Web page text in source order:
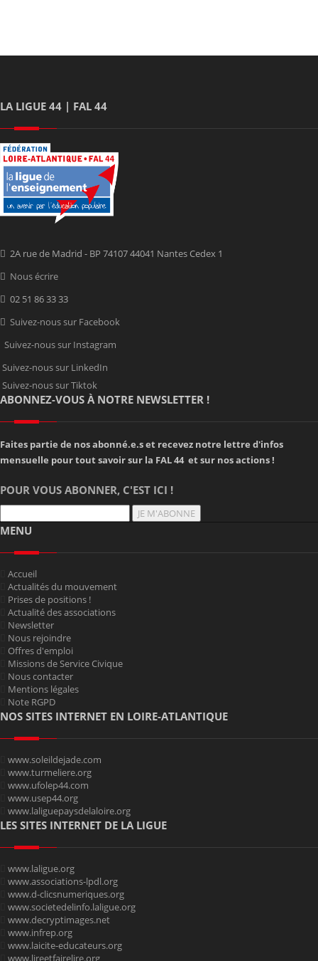
LA LIGUE 44 | FAL 44
2A rue de Madrid - BP 74107 44041 Nantes Cedex 1
Nous écrire
02 51 86 33 33
Suivez-nous sur Facebook
Suivez-nous sur Instagram
Suivez-nous sur LinkedIn
Suivez-nous sur Tiktok
ABONNEZ-VOUS À NOTRE NEWSLETTER !
Faites partie de nos abonné.e.s et recevez notre lettre d'infos
mensuelle pour tout savoir sur la FAL 44 et sur nos actions !
POUR VOUS ABONNER, C'EST ICI !
JE M'ABONNE
MENU
Accueil
Actualités du mouvement
Prises de positions !
Actualité des associations
Newsletter
Nous rejoindre
Offres d'emploi
Missions de Service Civique
Nous contacter
Mentions légales
Note RGPD
NOS SITES INTERNET EN LOIRE-ATLANTIQUE
www.soleildejade.com
www.turmeliere.org
www.ufolep44.com
www.usep44.org
www.laliguepaysdelaloire.org
LES SITES INTERNET DE LA LIGUE
www.laligue.org
www.associations-lpdl.org
www.d-clicsnumeriques.org
www.societedelinfo.laligue.org
www.decryptimages.net
www.infrep.org
www.laicite-educateurs.org